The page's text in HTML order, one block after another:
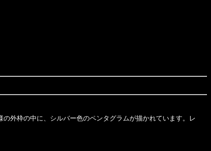
外枠の中に、シルバー色のペンタグラムが描かれています。レ